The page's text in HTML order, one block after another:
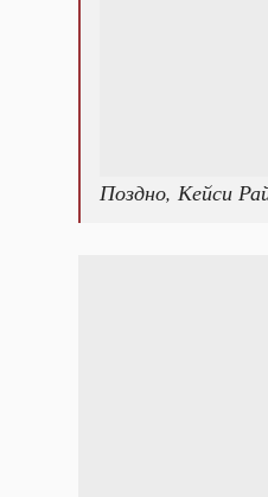
Поздно, Кейси